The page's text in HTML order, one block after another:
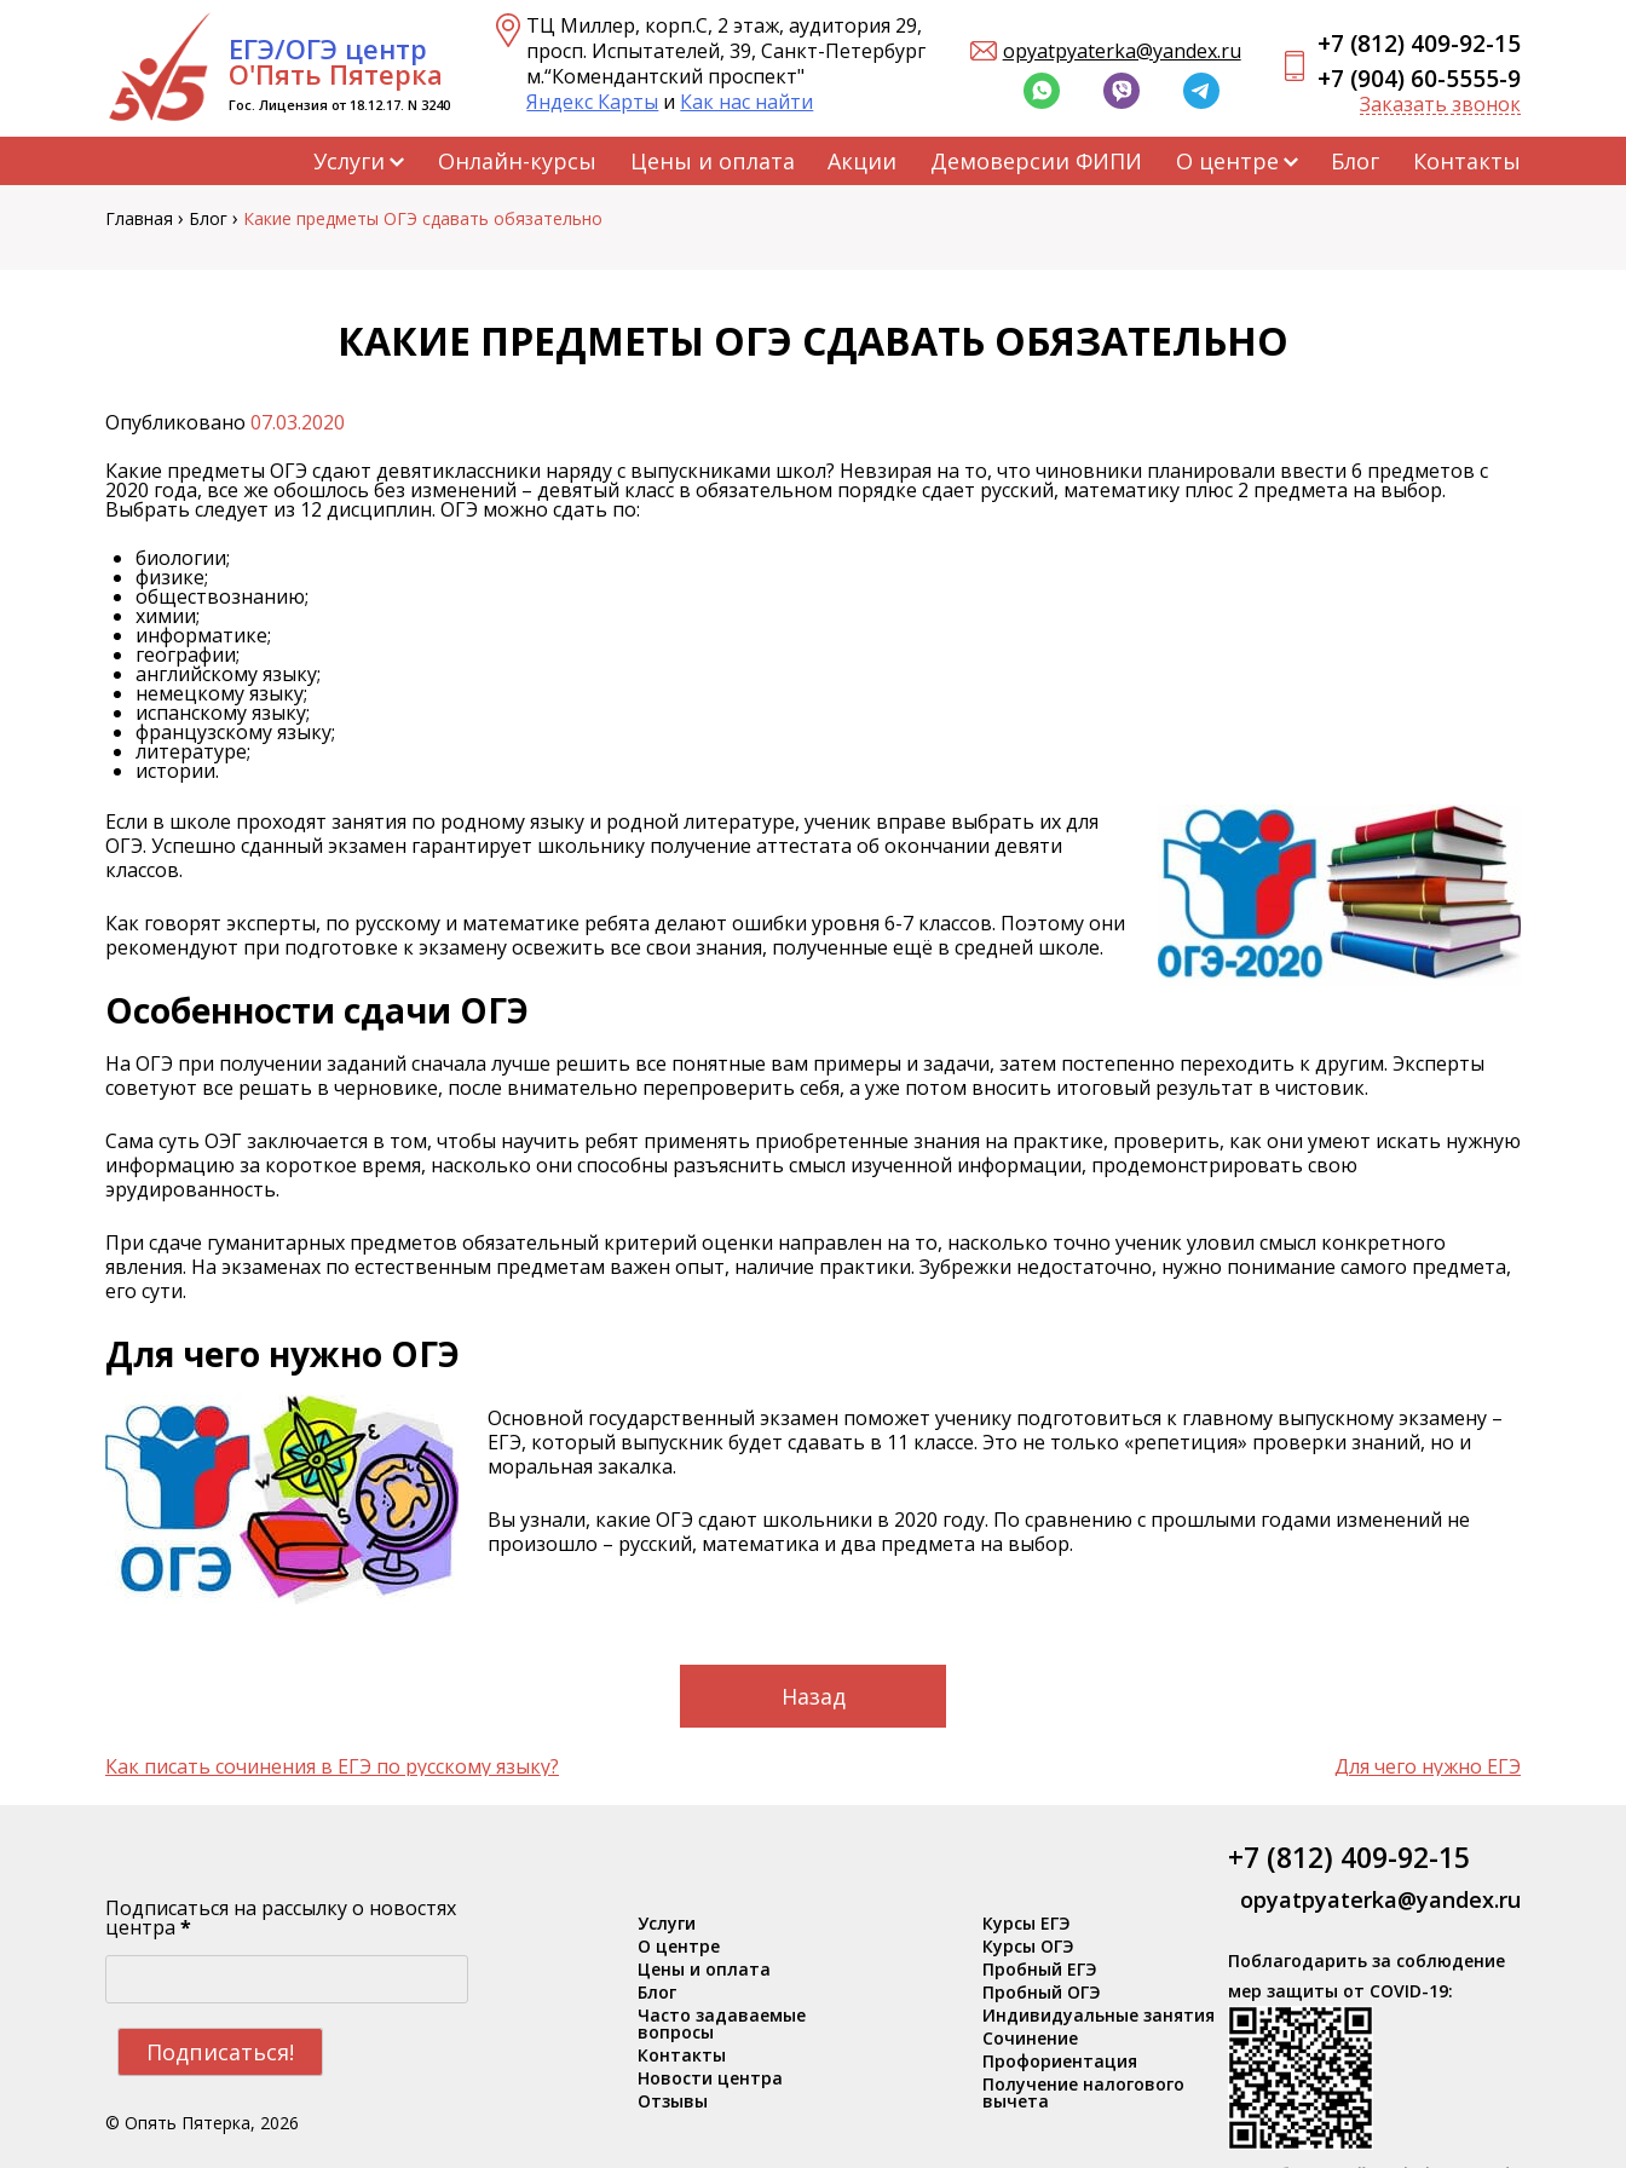
ЕГЭ/ОГЭ центр
О'Пять Пятерка
Гос. Лицензия от 18.12.17. N 3240
ТЦ Миллер, корп.С, 2 этаж, аудитория 29,
просп. Испытателей, 39, Санкт-Петербург
м.“Комендантский проспект"
Яндекс Карты и Как нас найти
opyatpyaterka@yandex.ru
+7 (812) 409-92-15
+7 (904) 60-5555-9
Заказать звонок
Услуги Онлайн-курсы Цены и оплата Акции Демоверсии ФИПИ О центре Блог Контакты
Главная › Блог › Какие предметы ОГЭ сдавать обязательно
КАКИЕ ПРЕДМЕТЫ ОГЭ СДАВАТЬ ОБЯЗАТЕЛЬНО
Опубликовано 07.03.2020
Какие предметы ОГЭ сдают девятиклассники наряду с выпускниками школ? Невзирая на то, что чиновники планировали ввести 6 предметов с
2020 года, все же обошлось без изменений – девятый класс в обязательном порядке сдает русский, математику плюс 2 предмета на выбор.
Выбрать следует из 12 дисциплин. ОГЭ можно сдать по:
биологии;
физике;
обществознанию;
химии;
информатике;
географии;
английскому языку;
немецкому языку;
испанскому языку;
французскому языку;
литературе;
истории.
Если в школе проходят занятия по родному языку и родной литературе, ученик вправе выбрать их для
ОГЭ. Успешно сданный экзамен гарантирует школьнику получение аттестата об окончании девяти
классов.
Как говорят эксперты, по русскому и математике ребята делают ошибки уровня 6-7 классов. Поэтому они
рекомендуют при подготовке к экзамену освежить все свои знания, полученные ещё в средней школе.
Особенности сдачи ОГЭ
На ОГЭ при получении заданий сначала лучше решить все понятные вам примеры и задачи, затем постепенно переходить к другим. Эксперты
советуют все решать в черновике, после внимательно перепроверить себя, а уже потом вносить итоговый результат в чистовик.
Сама суть ОЭГ заключается в том, чтобы научить ребят применять приобретенные знания на практике, проверить, как они умеют искать нужную
информацию за короткое время, насколько они способны разъяснить смысл изученной информации, продемонстрировать свою
эрудированность.
При сдаче гуманитарных предметов обязательный критерий оценки направлен на то, насколько точно ученик уловил смысл конкретного
явления. На экзаменах по естественным предметам важен опыт, наличие практики. Зубрежки недостаточно, нужно понимание самого предмета,
его сути.
Для чего нужно ОГЭ
Основной государственный экзамен поможет ученику подготовиться к главному выпускному экзамену –
ЕГЭ, который выпускник будет сдавать в 11 классе. Это не только «репетиция» проверки знаний, но и
моральная закалка.
Вы узнали, какие ОГЭ сдают школьники в 2020 году. По сравнению с прошлыми годами изменений не
произошло – русский, математика и два предмета на выбор.
Назад
Навигация
по
Как писать сочинения в ЕГЭ по русскому языку? Для чего нужно ЕГЭ
Подписаться на рассылку о новостях
центра *
© Опять Пятерка, 2026
Услуги
О центре
Цены и оплата
Блог
Часто задаваемые
вопросы
Контакты
Новости центра
Отзывы
Курсы ЕГЭ
Курсы ОГЭ
Пробный ЕГЭ
Пробный ОГЭ
Индивидуальные занятия
Сочинение
Профориентация
Получение налогового
вычета
+7 (812) 409-92-15
opyatpyaterka@yandex.ru
Поблагодарить за соблюдение
мер защиты от COVID-19: